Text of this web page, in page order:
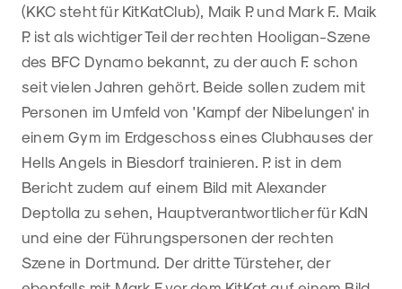
(KKC steht für KitKatClub), Maik P. und Mark F.. Maik
P. ist als wichtiger Teil der rechten Hooligan-Szene
des BFC Dynamo bekannt, zu der auch F. schon
seit vielen Jahren gehört. Beide sollen zudem mit
Personen im Umfeld von 'Kampf der Nibelungen' in
einem Gym im Erdgeschoss eines Clubhauses der
Hells Angels in Biesdorf trainieren. P. ist in dem
Bericht zudem auf einem Bild mit Alexander
Deptolla zu sehen, Hauptverantwortlicher für KdN
und eine der Führungspersonen der rechten
Szene in Dortmund. Der dritte Türsteher, der